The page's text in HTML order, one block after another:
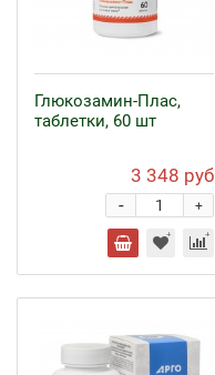
Глюкозамин-Плас,
таблетки, 60 шт
3 348 руб
+
-